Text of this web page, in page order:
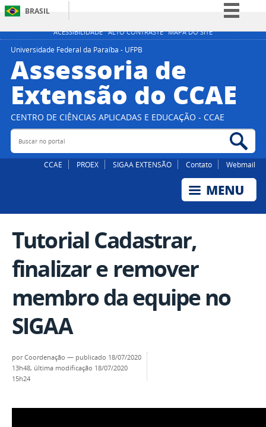
ACESSIBILIDADE ALTO CONTRASTE MAPA DO SITE
BRASIL
Simplifique!
Participe
Acesso à informação
Legislação
Canais
Universidade Federal da Paraíba - UFPB
Assessoria de
Extensão do CCAE
CENTRO DE CIÊNCIAS APLICADAS E EDUCAÇÃO - CCAE
Buscar no portal
CCAE PROEX SIGAA EXTENSÃO Contato Webmail
Tutorial Cadastrar,
finalizar e remover
membro da equipe no
SIGAA
porCoordenação — publicado 18/07/2020
13h48, última modificação 18/07/2020
15h24